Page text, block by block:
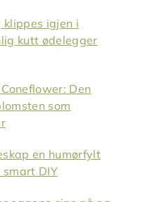
klippes igjen i
kutt ødelegger
Den
som
en humørfylt
DIY